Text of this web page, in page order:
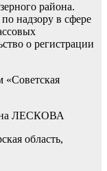
района.
надзору в сфере
о регистрации
ЛЕСКОВА
область,